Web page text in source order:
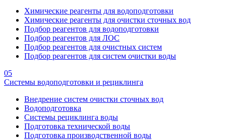
Химические реагенты для водоподготовки
Химические реагенты для очистки сточных вод
Подбор реагентов для водоподготовки
Подбор реагентов для ЛОС
Подбор реагентов для очистных систем
Подбор реагентов для систем очистки воды
05
Системы водоподготовки и рециклинга
Внедрение систем очистки сточных вод
Водоподготовка
Системы рециклинга воды
Подготовка технической воды
Подготовка производственной воды